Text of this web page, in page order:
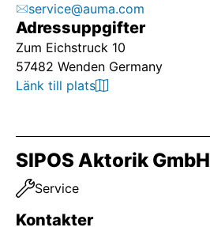
service@auma.com
Adressuppgifter
Zum Eichstruck 10
57482 Wenden Germany
Länk till plats
SIPOS Aktorik GmbH
Service
Kontakter